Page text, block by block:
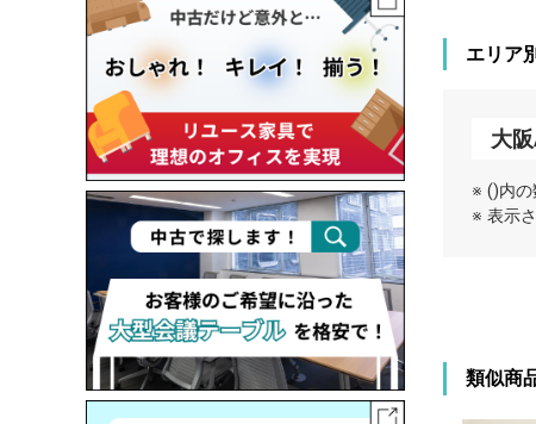
エリア
大
※ ()内の
※ 表示
類似商